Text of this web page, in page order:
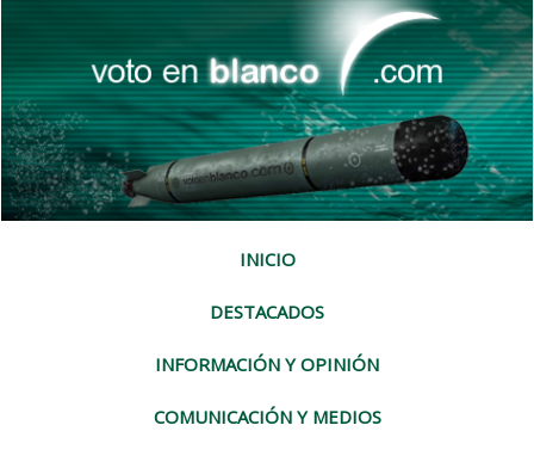
INICIO
DESTACADOS
INFORMACIÓN Y OPINIÓN
COMUNICACIÓN Y MEDIOS